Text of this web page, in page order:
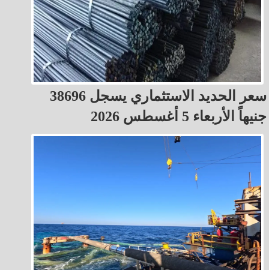
سعر الحديد الاستثماري يسجل 38696
جنيهاً الأربعاء 5 أغسطس 2026